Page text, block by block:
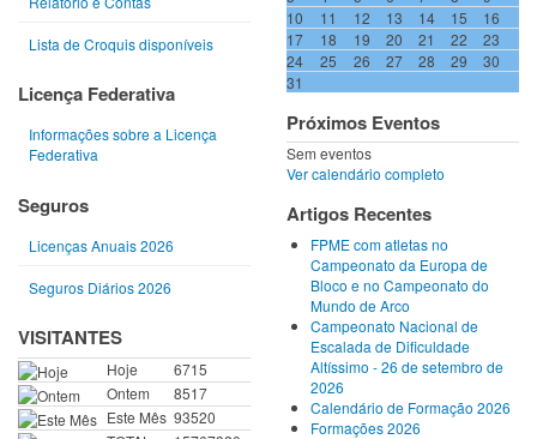
Lista de Croquis disponíveis
Licença Federativa
Informações sobre a Licença
Federativa
Seguros
Licenças Anuais 2026
Seguros Diários 2026
VISITANTES
Hoje
6715
Ontem
8517
Este Mês 93520
10
11 12 13 14 15
16
17
18 19 20 21 22
23
24
25 26 27 28 29
30
31
Próximos Eventos
Sem eventos
Ver calendário completo
Artigos Recentes
FPME com atletas no
Campeonato da Europa de
Bloco e no Campeonato do
Mundo de Arco
Campeonato Nacional de
Escalada de Dificuldade
Altíssimo - 26 de setembro de
2026
Calendário de Formação 2026
Formações 2026